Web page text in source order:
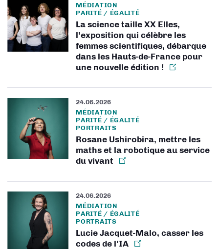
MÉDIATION
PARITÉ / ÉGALITÉ
La science taille XX Elles,
l’exposition qui célèbre les
femmes scientifiques, débarque
dans les Hauts-de-France pour
une nouvelle édition !
24.06.2026
MÉDIATION
PARITÉ / ÉGALITÉ
PORTRAITS
Rosane Ushirobira, mettre les
maths et la robotique au service
du vivant
24.06.2026
MÉDIATION
PARITÉ / ÉGALITÉ
PORTRAITS
Lucie Jacquet-Malo, casser les
codes de l'IA